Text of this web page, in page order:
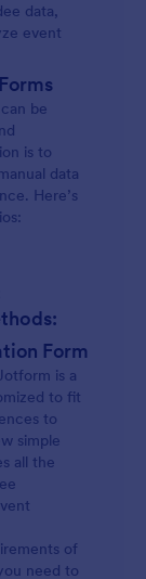
data,
event
be
is to
data
Here’s
Form
is a
to fit
to
simple
all the
of
need to